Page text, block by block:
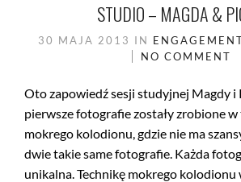
STUDIO – MAGDA &
30 MAJA 2013 IN
NO COMMENT
Oto zapowiedź sesji studyjnej Magdy i
pierwsze fotografie zostały zrobione
mokrego kolodionu, gdzie nie ma
dwie takie same fotografie. Każda
unikalna. Technikę mokrego kolodionu